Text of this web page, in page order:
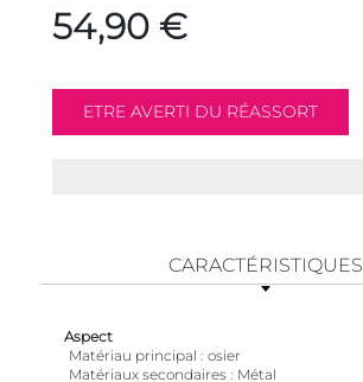
54,90 €
CARACTÉRISTIQUES
Aspect
Matériau principal
osier
Matériaux secondaires
Métal